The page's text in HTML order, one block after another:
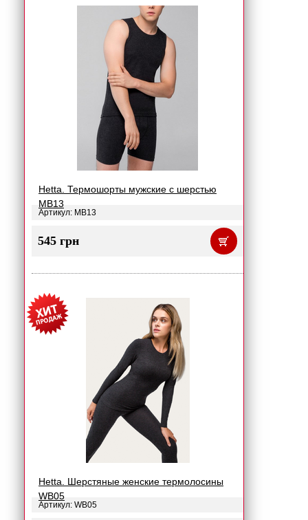
Hetta. Термошорты мужские с шерстью
MB13
Артикул: MB13
545 грн
Hetta. Шерстяные женские термолосины
WB05
Артикул: WB05